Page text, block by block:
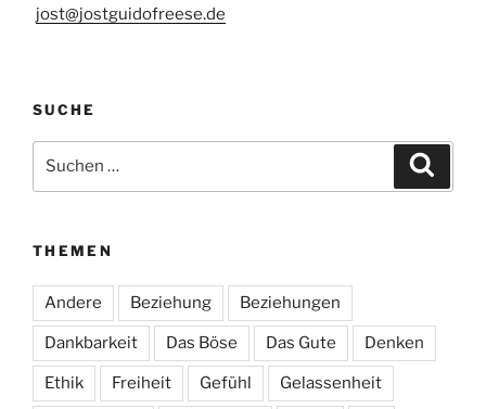
jost@jostguidofreese.de
SUCHE
nach:
THEMEN
Andere Beziehung Beziehungen
Dankbarkeit Das Böse Das Gute Denken
Ethik Freiheit Gefühl Gelassenheit